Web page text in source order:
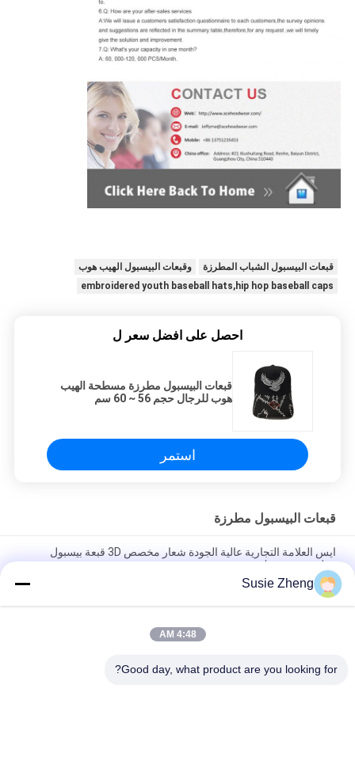
قبعات البيسبول الشباب المطرزة
وقبعات البيسبول الهيب هوب
embroidered youth baseball hats,hip hop baseball caps
احصل على افضل سعر ل
قبعات البيسبول مطرزة مسطحة الهيب
هوب للرجال حجم 56 ~ 60 سم
استمر
قبعات البيسبول مطرزة
ايس العلامة التجارية عالية الجودة شعار مخصص 3D قبعة بيسبول
مطرزة مع مشبك معدني
منظمة
سائق الشاحنة منحني حافة ستة لوحات أبي كاب مطرز شعار الولايات
Susie Zheng
4:48 AM
Good day, what product are you looking for?